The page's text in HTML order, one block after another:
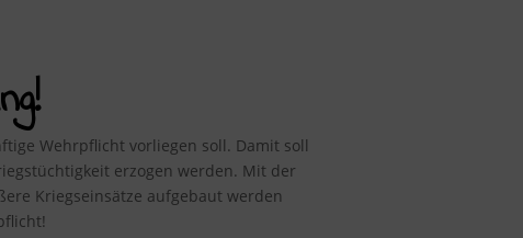
Wehrpflicht vorliegen soll. Damit soll
erzogen werden. Mit der
Kriegseinsätze aufgebaut werden